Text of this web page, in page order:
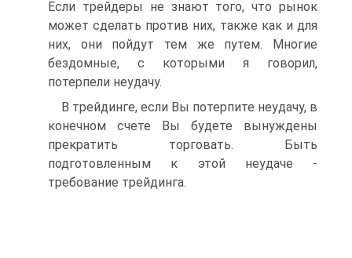
Если трейдеры не знают того, что рынок
может сделать против них, также как и для
них, они пойдут тем же путем. Многие
бездомные, с которыми я говорил,
потерпели неудачу.
В трейдинге, если Вы потерпите неудачу, в
конечном счете Вы будете вынуждены
прекратить торговать. Быть
подготовленным к этой неудаче -
требование трейдинга.